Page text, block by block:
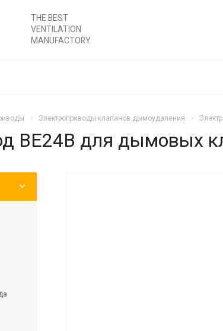
THE BEST
VENTILATION
MANUFACTORY
Электроприводы клапанов дымоудаления
BE24B для дымовых